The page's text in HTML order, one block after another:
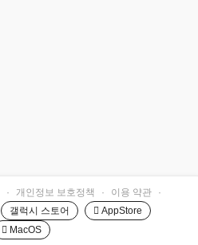
· 개인정보 보호정책 · 이용 약관
·
갤럭시 스토어
 AppStore
 MacOS